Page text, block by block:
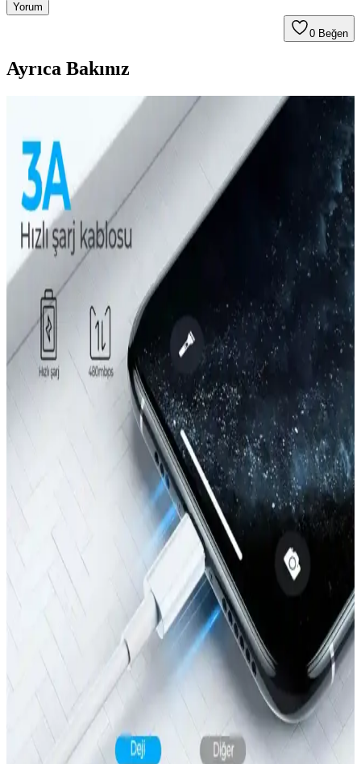
Yorum
0 Beğen
Ayrıca Bakınız
Güçlü ve Şık iPhone 8 Plus Kılıfları: Koruma ve
Estetiğin Buluşması
İphone 8 Plus kullanıcıları için dayanıklı ve estetik kılıf seçenekleri,
yüksek koruma ve şıklık sunar. Malzeme ve tasarım detaylarına
dikkat ederek uzun ömürlü seçimler yapabilirsiniz.
iPhone 13 Kılıfı Kullanıcı Yorumları ve Çeşitleri
Hakkında Bilgi
iPhone 13 kılıfı kullanıcı yorumları ve farklı kılıf türleri hakkında
bilgiler, koruma, tasarım ve kullanım kolaylığı gibi önemli noktaları
iPhone 13 İçin Kadife İç Yüzey Koruyucu: Estetik ve
Koruma Bir Arada
Kadife iç yüzey koruyucular, iPhone 13'ün iç yüzeyini çizilmelere
ve aşınmalara karşı korurken şıklık ve fonksiyonellik sunar. Kolay
takıp çıkarılabilen bu ürünler, uzun ömürlü kullanım sağlar.
iPhone 14 Plus Kılıf Trendleri ve Güncel Tasarım
iPhone 14 Plus kılıf trendleri, dayanıklılık, şıklık ve fonksiyonellik
odaklı tasarımlarla öne çıkıyor. Malzeme seçimleri ve kullanıcı
beklentileri doğrultusunda en uygun seçenekleri keşfedin.
iPhone 14 Plus için En İyi Dayanıklı ve Estetik Kılıf
Tavsiyeleri
İPhone 14 Plus için dayanıklı, şık ve koruma sağlayan kılıf
önerileriyle cihazınızı güvenle kullanın, malzeme ve tasarım
seçenekleriyle kişisel tarzınıza uygun modelleri keşfedin.
iPhone 15 Pil Performansı ve Günlük Kullanımda
Enerji Verimliliği Analizi
iPhone 15'in pil kapasitesi ve teknolojisi hakkında net bilgiler
olmamasına rağmen, kullanım alışkanlıkları ve ayarlarla pil ömrünü
uzatmak mümkün. Enerji tasarrufu yöntemleriyle verimli kullanım